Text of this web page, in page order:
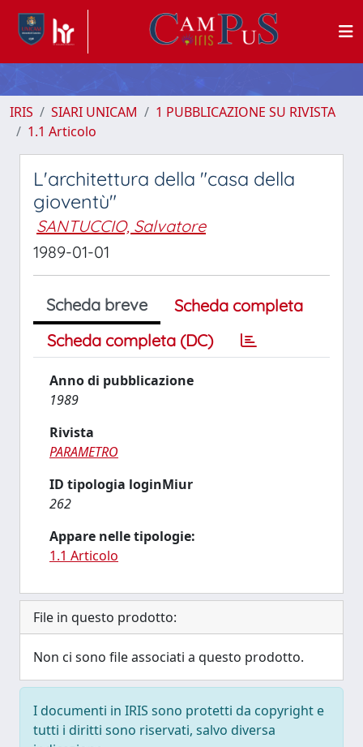
IRIS SIARI UNICAM
1 PUBBLICAZIONE SU RIVISTA
1.1 Articolo
L'architettura della "casa della
gioventù"
SANTUCCIO, Salvatore
1989-01-01
Scheda breve
Scheda completa
Scheda completa (DC)
Anno di pubblicazione
1989
Rivista
PARAMETRO
ID tipologia loginMiur
262
Appare nelle tipologie:
1.1 Articolo
File in questo prodotto:
Non ci sono file associati a questo prodotto.
I documenti in IRIS sono protetti da copyright e
tutti i diritti sono riservati, salvo diversa